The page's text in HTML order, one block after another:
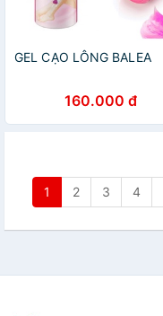
GEL CẠO LÔNG BALEA
160.000 đ
1 2 3 4